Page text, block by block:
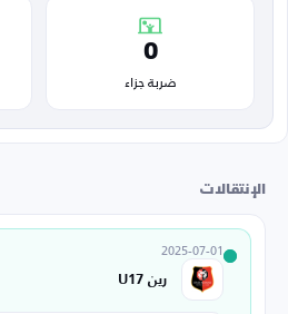
0
ضربة جزاء
الإنتقالات
2025-07-01
رين U17